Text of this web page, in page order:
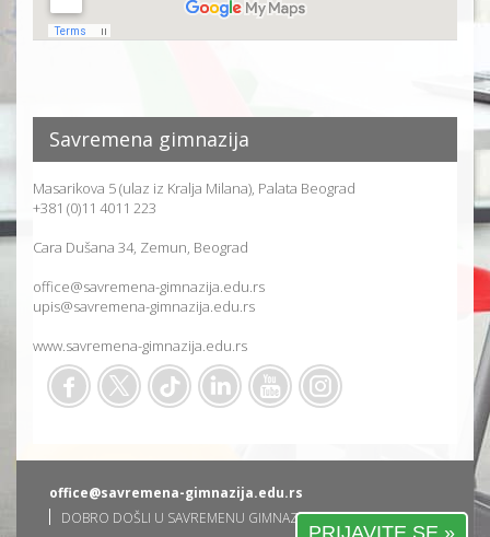
PRIJAVITE SE »
Savremena gimnazija
Masarikova 5 (ulaz iz Kralja Milana), Palata Beograd
+381 (0)11 4011 223
Cara Dušana 34, Zemun, Beograd
office@savremena-gimnazija.edu.rs
upis@savremena-gimnazija.edu.rs
www.savremena-gimnazija.edu.rs
office@savremena-gimnazija.edu.rs
DOBRO DOŠLI U SAVREMENU GIMNAZIJU